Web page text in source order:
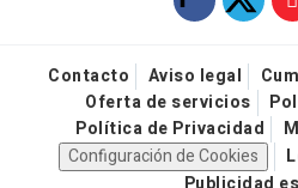
Contacto Aviso legal
Oferta de servicios
Política de Privacidad
Configuración de Cookies